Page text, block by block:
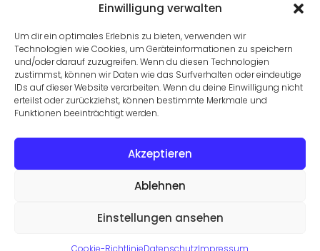
Einwilligung verwalten
Um dir ein optimales Erlebnis zu bieten, verwenden wir
Technologien wie Cookies, um Geräteinformationen zu speichern
und/oder darauf zuzugreifen. Wenn du diesen Technologien
zustimmst, können wir Daten wie das Surfverhalten oder eindeutige
IDs auf dieser Website verarbeiten. Wenn du deine Einwilligung nicht
erteilst oder zurückziehst, können bestimmte Merkmale und
Funktionen beeinträchtigt werden.
Akzeptieren
Ablehnen
Einstellungen ansehen
Cookie-RichtlinieDatenschutzImpressum
Datenmodellierung: Grundlage für skalierbare
Dateninfrastrukturen
3 goldene Regeln für Klarheit in Datenbanken
Datenschutz